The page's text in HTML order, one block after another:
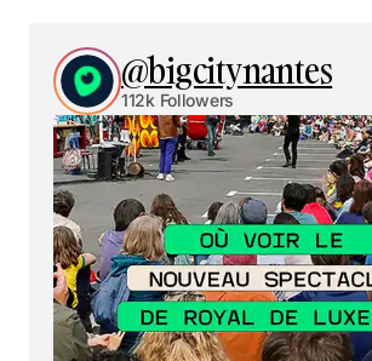
@bigcitynantes
112k Followers